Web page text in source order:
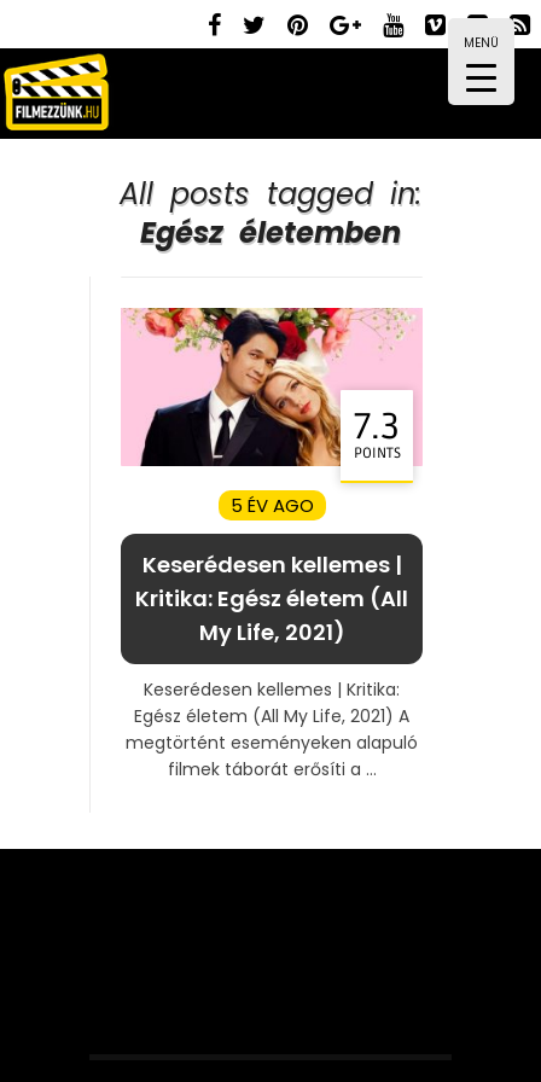
MENÜ
All posts tagged in:
Egész életemben
7.3
POINTS
5 ÉV AGO
Keserédesen kellemes |
Kritika: Egész életem (All
My Life, 2021)
Keserédesen kellemes | Kritika:
Egész életem (All My Life, 2021) A
megtörtént eseményeken alapuló
filmek táborát erősíti a ...